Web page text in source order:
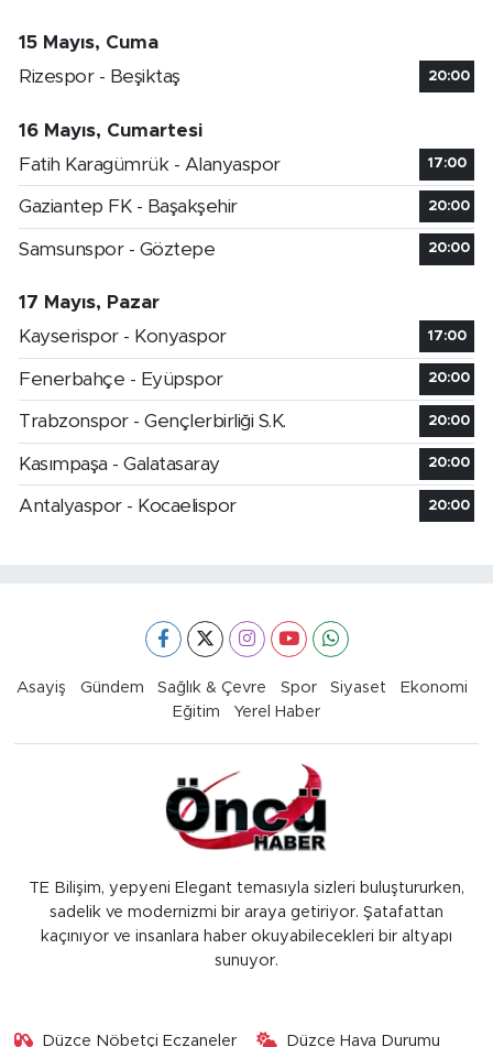
15 Mayıs, Cuma
Rizespor - Beşiktaş
20:00
16 Mayıs, Cumartesi
Fatih Karagümrük - Alanyaspor
17:00
Gaziantep FK - Başakşehir 20:00
Samsunspor - Göztepe 20:00
17 Mayıs, Pazar
Kayserispor - Konyaspor
17:00
Fenerbahçe - Eyüpspor 20:00
Trabzonspor - Gençlerbirliği S.K. 20:00
Kasımpaşa - Galatasaray 20:00
Antalyaspor - Kocaelispor 20:00
Asayiş Gündem Sağlık & Çevre Spor Siyaset
Ekonomi
Eğitim
Yerel Haber
TE Bilişim, yepyeni Elegant temasıyla sizleri buluştururken,
sadelik ve modernizmi bir araya getiriyor. Şatafattan
kaçınıyor ve insanlara haber okuyabilecekleri bir altyapı
sunuyor.
Düzce Nöbetçi Eczaneler Düzce Hava Durumu